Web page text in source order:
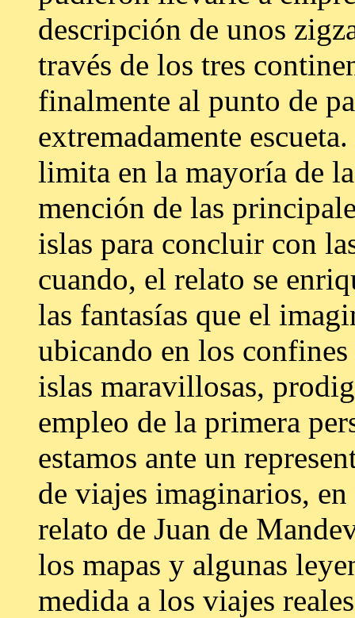
descripción de unos
través de los tres
finalmente al punto de
extremadamente
limita en la mayoría de
mención de las
islas para concluir con
cuando, el relato se
las fantasías que el
ubicando en los
islas maravillosas,
empleo de la primera
estamos ante un
de viajes imaginarios,
relato de Juan de
los mapas y algunas
medida a los viajes